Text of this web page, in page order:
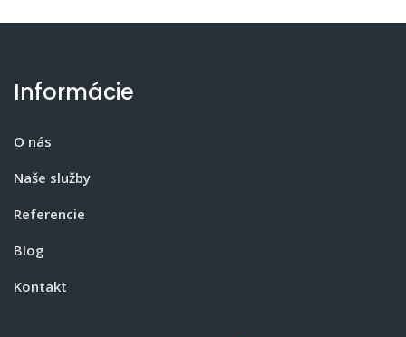
Informácie
O nás
Naše služby
Referencie
Blog
Kontakt